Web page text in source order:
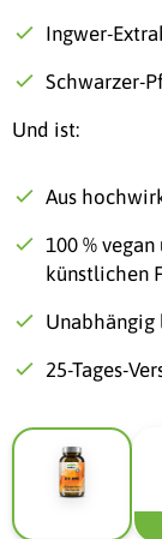
Ingwer-
Schwarzer-
Und ist:
Aus
100 %
künstlichen
25-Tages-